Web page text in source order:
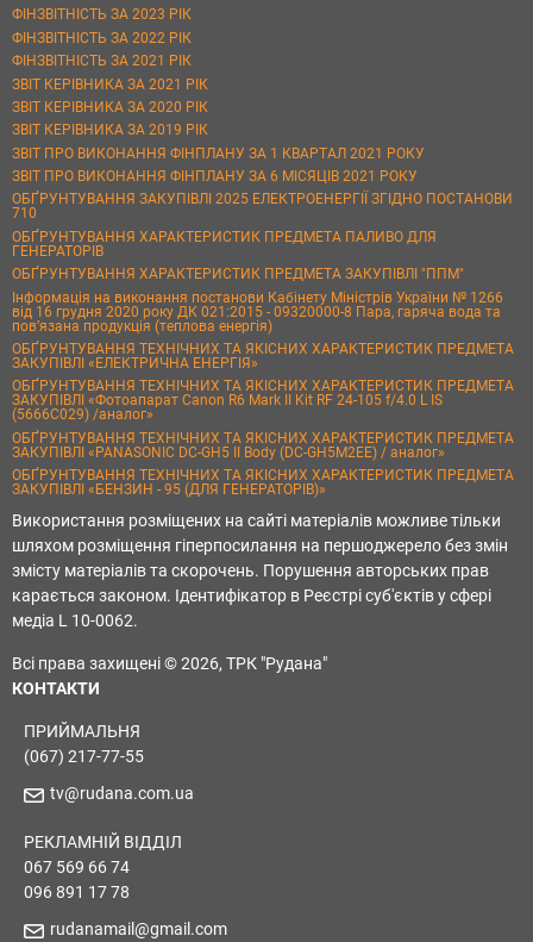
ФІНЗВІТНІСТЬ ЗА 2023 РІК
ФІНЗВІТНІСТЬ ЗА 2022 РІК
ФІНЗВІТНІСТЬ ЗА 2021 РІК
ЗВІТ КЕРІВНИКА ЗА 2021 РІК
ЗВІТ КЕРІВНИКА ЗА 2020 РІК
ЗВІТ КЕРІВНИКА ЗА 2019 РІК
ЗВІТ ПРО ВИКОНАННЯ ФІНПЛАНУ ЗА 1 КВАРТАЛ 2021 РОКУ
ЗВІТ ПРО ВИКОНАННЯ ФІНПЛАНУ ЗА 6 МІСЯЦІВ 2021 РОКУ
ОБҐРУНТУВАННЯ ЗАКУПІВЛІ 2025 ЕЛЕКТРОЕНЕРГІЇ ЗГІДНО ПОСТАНОВИ
710
ОБҐРУНТУВАННЯ ХАРАКТЕРИСТИК ПРЕДМЕТА ПАЛИВО ДЛЯ
ГЕНЕРАТОРІВ
ОБҐРУНТУВАННЯ ХАРАКТЕРИСТИК ПРЕДМЕТА ЗАКУПІВЛІ "ППМ"
Інформація на виконання постанови Кабінету Міністрів України № 1266
від 16 грудня 2020 року ДК 021:2015 - 09320000-8 Пара, гаряча вода та
пов’язана продукція (теплова енергія)
ОБҐРУНТУВАННЯ ТЕХНІЧНИХ ТА ЯКІСНИХ ХАРАКТЕРИСТИК ПРЕДМЕТА
ЗАКУПІВЛІ «ЕЛЕКТРИЧНА ЕНЕРГІЯ»
ОБҐРУНТУВАННЯ ТЕХНІЧНИХ ТА ЯКІСНИХ ХАРАКТЕРИСТИК ПРЕДМЕТА
ЗАКУПІВЛІ «Фотоапарат Canon R6 Mark II Kit RF 24-105 f/4.0 L IS
(5666C029) /аналог»
ОБҐРУНТУВАННЯ ТЕХНІЧНИХ ТА ЯКІСНИХ ХАРАКТЕРИСТИК ПРЕДМЕТА
ЗАКУПІВЛІ «PANASONIC DC-GH5 II Body (DC-GH5M2EE) / аналог»
ОБҐРУНТУВАННЯ ТЕХНІЧНИХ ТА ЯКІСНИХ ХАРАКТЕРИСТИК ПРЕДМЕТА
ЗАКУПІВЛІ «БЕНЗИН - 95 (ДЛЯ ГЕНЕРАТОРІВ)»
Використання розміщених на сайті матеріалів можливе тільки
шляхом розміщення гіперпосилання на першоджерело без змін
змісту матеріалів та скорочень. Порушення авторських прав
карається законом. Ідентифікатор в Реєстрі суб'єктів у сфері
медіа L 10-0062.
Всі права захищені © 2026, ТРК "Рудана"
КОНТАКТИ
ПРИЙМАЛЬНЯ
(067) 217-77-55
tv@rudana.com.ua
РЕКЛАМНІЙ ВІДДІЛ
067 569 66 74
096 891 17 78
rudanamail@gmail.com